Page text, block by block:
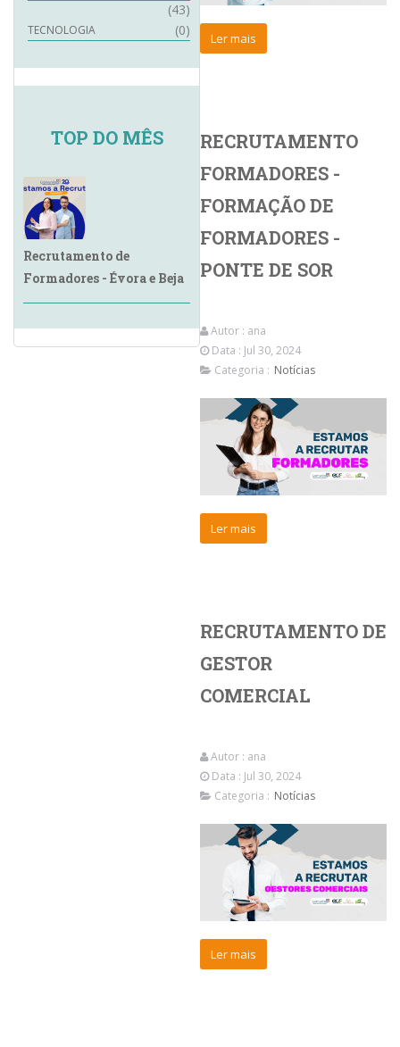
(43)
TECNOLOGIA (0)
TOP DO MÊS
Recrutamento de
Formadores - Évora e Beja
Ler mais
RECRUTAMENTO
FORMADORES -
FORMAÇÃO DE
FORMADORES -
PONTE DE SOR
Autor : ana
Data : Jul 30, 2024
Categoria : Notícias
Ler mais
RECRUTAMENTO DE
GESTOR
COMERCIAL
Autor : ana
Data : Jul 30, 2024
Categoria : Notícias
Ler mais